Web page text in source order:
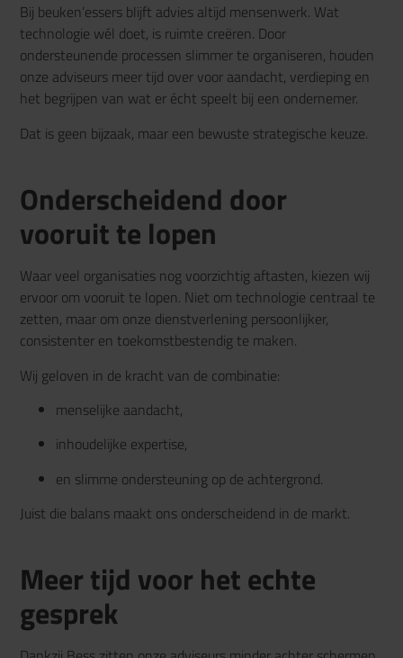
Bij beuken’essers blijft advies altijd mensenwerk. Wat
technologie wél doet, is ruimte creëren. Door
ondersteunende processen slimmer te organiseren, houden
onze adviseurs meer tijd over voor aandacht, verdieping en
het begrijpen van wat er écht speelt bij een ondernemer.
Dat is geen bijzaak, maar een bewuste strategische keuze.
Onderscheidend door
vooruit te lopen
Waar veel organisaties nog voorzichtig aftasten, kiezen wij
ervoor om vooruit te lopen. Niet om technologie centraal te
zetten, maar om onze dienstverlening persoonlijker,
consistenter en toekomstbestendig te maken.
Wij geloven in de kracht van de combinatie:
menselijke aandacht,
inhoudelijke expertise,
en slimme ondersteuning op de achtergrond.
Juist die balans maakt ons onderscheidend in de markt.
Meer tijd voor het echte
gesprek